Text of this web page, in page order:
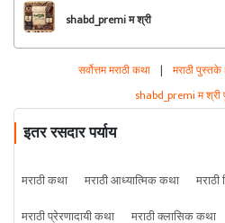
shabd_premi म श्री
सर्वोत्तम मराठी कथा | मराठी पुस्तके
shabd_premi म श्री
इतर रसदार पर्याय
मराठी कथा मराठी आध्यात्मिक कथा
मराठी प्रेरणादायी कथा
मराठी क्लासिक कथा